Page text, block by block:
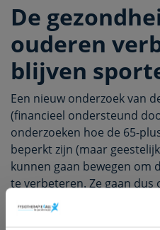
De
ouderen
blijven
Een nieuw onderzoek van
(financieel ondersteund
onderzoeken hoe de 65-
beperkt zijn (maar
kunnen gaan bewegen om
te verbeteren. Ze gaan dus
hoe lang men zou moeten
intensiteit bijvoorbeeld.